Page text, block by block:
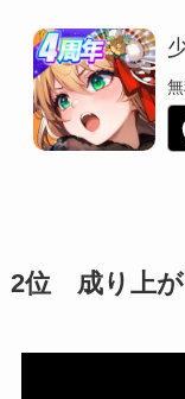
2位 成り上が